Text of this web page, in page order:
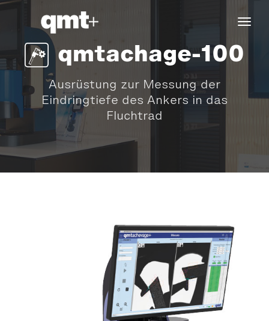
qmtachage-100
Ausrüstung zur Messung der
Eindringtiefe des Ankers in das
Fluchtrad